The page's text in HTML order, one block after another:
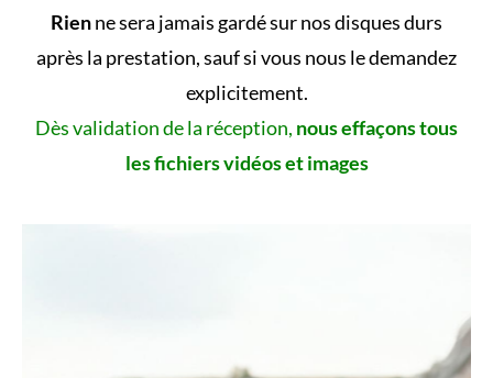
Rienne sera jamais gardé sur nos disques durs
après la prestation, sauf si vous nous le demandez
explicitement.
Dès validation de la réception, nous effaçons tous
les fichiers vidéos et images